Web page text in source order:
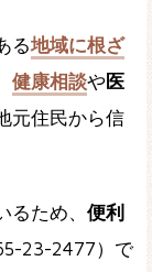
る地域に根ざ
健康相談や医
元住民から信
ため、 便利
23-2477）で